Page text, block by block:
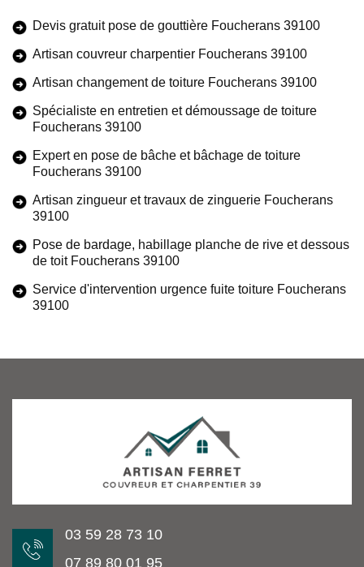
Devis gratuit pose de gouttière Foucherans 39100
Artisan couvreur charpentier Foucherans 39100
Artisan changement de toiture Foucherans 39100
Spécialiste en entretien et démoussage de toiture
Foucherans 39100
Expert en pose de bâche et bâchage de toiture
Foucherans 39100
Artisan zingueur et travaux de zinguerie Foucherans
39100
Pose de bardage, habillage planche de rive et dessous
de toit Foucherans 39100
Service d'intervention urgence fuite toiture Foucherans
39100
03 59 28 73 10
07 89 80 01 95